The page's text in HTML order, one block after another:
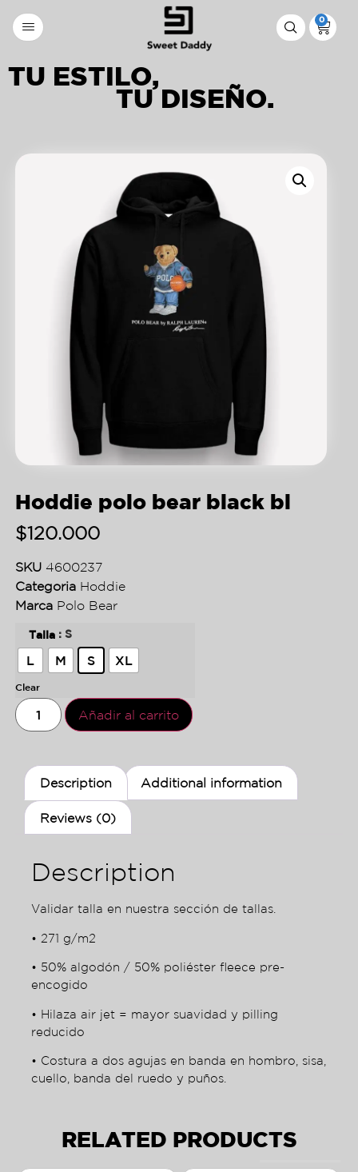
0
TU ESTILO,
TU DISEÑO.
Hoddie polo bear black bl
$120.000
SKU 4600237
Categoria Hoddie
Marca Polo Bear
Talla : S
L M S XL
Clear
Añadir al carrito
Description Additional information
Reviews (0)
Description
Validar talla en nuestra sección de tallas.
• 271 g/m2
• 50% algodón / 50% poliéster fleece pre-
encogido
• Hilaza air jet = mayor suavidad y pilling
reducido
• Costura a dos agujas en banda en hombro, sisa,
cuello, banda del ruedo y puños.
RELATED PRODUCTS